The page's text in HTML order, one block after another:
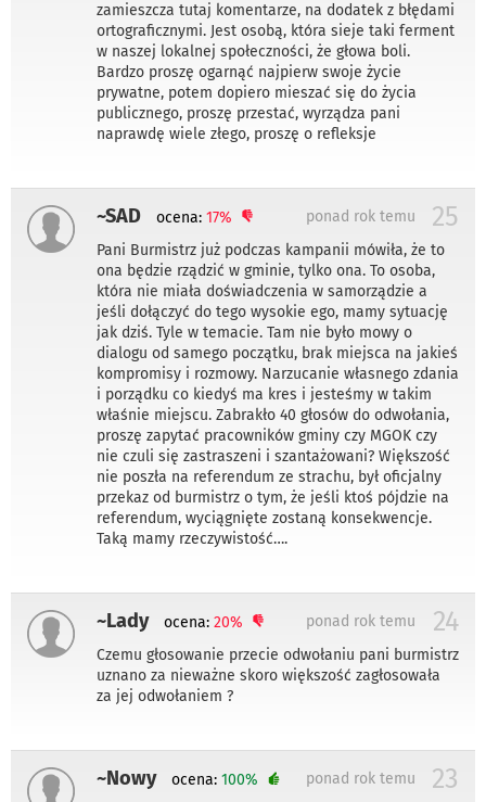
zamieszcza tutaj komentarze, na dodatek z błędami
ortograficznymi. Jest osobą, która sieje taki ferment
w naszej lokalnej społeczności, że głowa boli.
Bardzo proszę ogarnąć najpierw swoje życie
prywatne, potem dopiero mieszać się do życia
publicznego, proszę przestać, wyrządza pani
naprawdę wiele złego, proszę o refleksje
~SAD 25
ponad rok temu
ocena: 17%
Pani Burmistrz już podczas kampanii mówiła, że to
ona będzie rządzić w gminie, tylko ona. To osoba,
która nie miała doświadczenia w samorządzie a
jeśli dołączyć do tego wysokie ego, mamy sytuację
jak dziś. Tyle w temacie. Tam nie było mowy o
dialogu od samego początku, brak miejsca na jakieś
kompromisy i rozmowy. Narzucanie własnego zdania
i porządku co kiedyś ma kres i jesteśmy w takim
właśnie miejscu. Zabrakło 40 głosów do odwołania,
proszę zapytać pracowników gminy czy MGOK czy
nie czuli się zastraszeni i szantażowani? Większość
nie poszła na referendum ze strachu, był oficjalny
przekaz od burmistrz o tym, że jeśli ktoś pójdzie na
referendum, wyciągnięte zostaną konsekwencje.
Taką mamy rzeczywistość….
~Lady 24
ponad rok temu
ocena: 20%
Czemu głosowanie przecie odwołaniu pani burmistrz
uznano za nieważne skoro większość zagłosowała
za jej odwołaniem ?
~Nowy 23
ponad rok temu
ocena: 100%